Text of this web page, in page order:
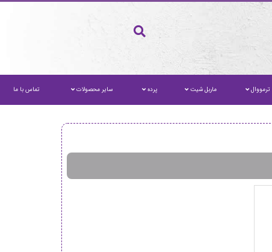
ترمووال ماربل شیت پرده سایر محصولات تماس با ما